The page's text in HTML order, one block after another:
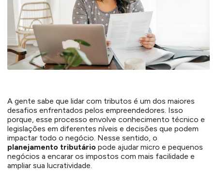
A gente sabe que lidar com tributos é um dos maiores
desafios enfrentados pelos empreendedores. Isso
porque, esse processo envolve conhecimento técnico e
legislações em diferentes níveis e decisões que podem
impactar todo o negócio. Nesse sentido, o
planejamento tributário pode ajudar micro e pequenos
negócios a encarar os impostos com mais facilidade e
ampliar sua lucratividade.